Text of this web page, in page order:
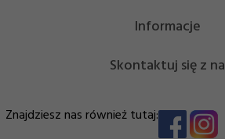
Informacje
Skontaktuj się z
napisz!
EDJ Trade Sp. z o.o.
Znajdziesz nas również tutaj: